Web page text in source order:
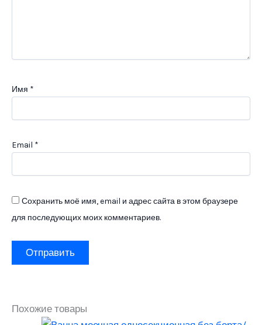
Имя *
Email *
Сохранить моё имя, email и адрес сайта в этом браузере
для последующих моих комментариев.
Похожие товары